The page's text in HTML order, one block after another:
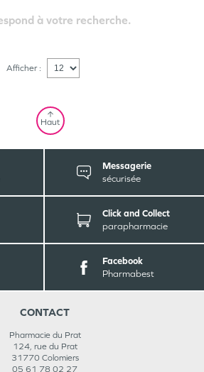
à votre recherche.
Afficher :
Haut
Messagerie
sécurisée
Click and Collect
parapharmacie
Facebook
Pharmabest
CONTACT
Pharmacie du Prat
124, rue du Prat
31770 Colomiers
05 61 78 02 27